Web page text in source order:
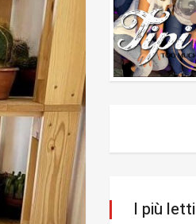
I più letti